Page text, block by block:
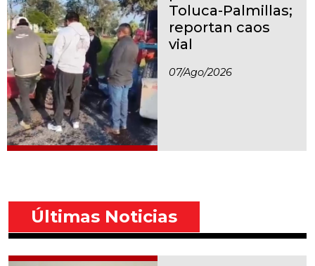
Toluca-Palmillas;
reportan caos
vial
07/ago/2026
Últimas Noticias